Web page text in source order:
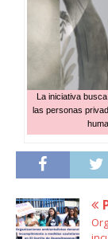
La iniciativa
las personas